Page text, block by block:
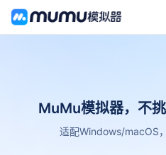
MuMu模拟器，不挑
适配Windows/macOS